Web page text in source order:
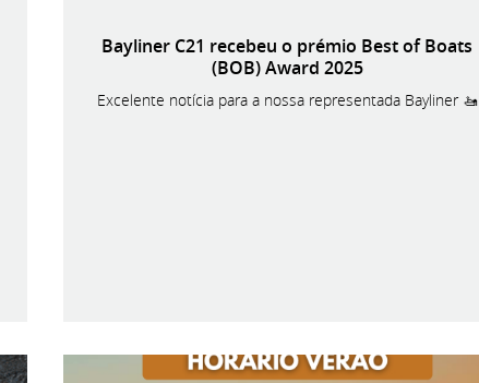
Bayliner C21 recebeu o prémio Best of Boats
(BOB) Award 2025
Excelente notícia para a nossa representada Bayliner 🚤